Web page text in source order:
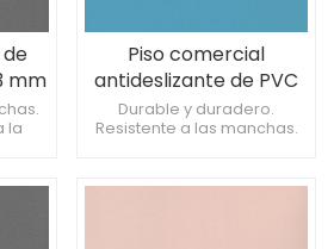
mm
la
Piso comercial
antideslizante de PVC
de 2 mm para centro
comercial
Durable y duradero.
Resistente a las manchas.